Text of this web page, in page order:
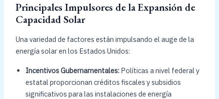
Principales Impulsores de la Expansión de
Capacidad Solar
Una variedad de factores están impulsando el auge de la
energía solar en los Estados Unidos:
Incentivos Gubernamentales:Políticas a nivel federal y
estatal proporcionan créditos fiscales y subsidios
significativos para las instalaciones de energía